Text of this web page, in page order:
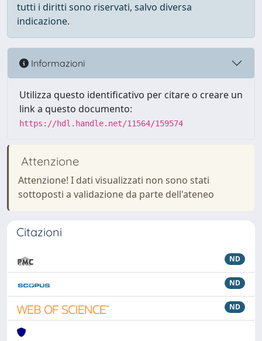
tutti i diritti sono riservati, salvo diversa
indicazione.
Informazioni
Utilizza questo identificativo per citare o creare un
link a questo documento:
https://hdl.handle.net/11564/159574
Attenzione
Attenzione! I dati visualizzati non sono stati
sottoposti a validazione da parte dell'ateneo
Citazioni
ND
ND
ND